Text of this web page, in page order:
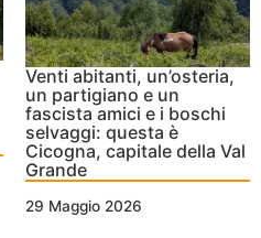
Venti abitanti, un’osteria,
un partigiano e un
fascista amici e i boschi
selvaggi: questa è
Cicogna, capitale della Val
Grande
29 Maggio 2026